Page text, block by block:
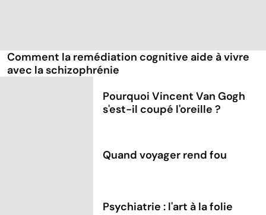
Comment la remédiation cognitive aide à vivre
avec la schizophrénie
Pourquoi Vincent Van Gogh
s'est-il coupé l'oreille ?
Quand voyager rend fou
Psychiatrie : l'art à la folie